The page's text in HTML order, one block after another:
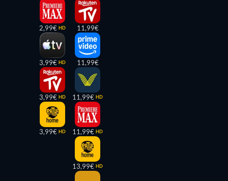
2,99€ HD
3,99€ HD
3,99€ HD
3,99€ HD
11,99€
11,99€
11,99€ HD
11,99€ HD
13,99€ HD